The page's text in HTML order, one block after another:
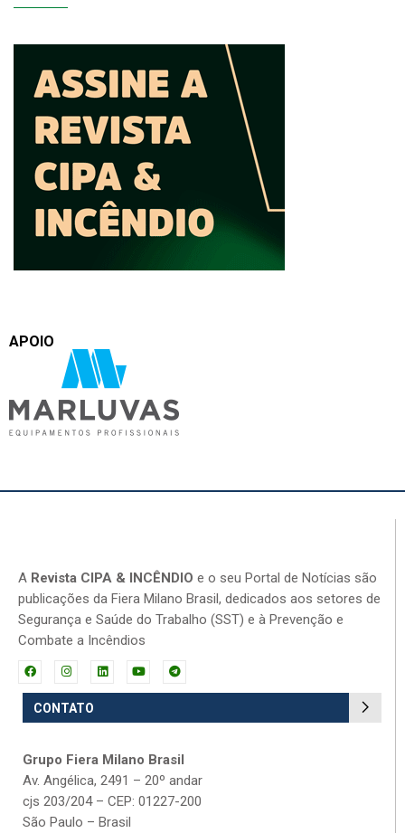
APOIO
A Revista CIPA & INCÊNDIO e o seu Portal de Notícias são
publicações da Fiera Milano Brasil, dedicados aos setores de
Segurança e Saúde do Trabalho (SST) e à Prevenção e
Combate a Incêndios
CONTATO
Grupo Fiera Milano Brasil
Av. Angélica, 2491 – 20º andar
cjs 203/204 – CEP: 01227-200
São Paulo – Brasil